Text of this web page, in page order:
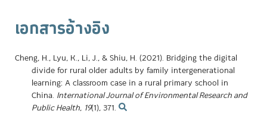
เอกสารอ้างอิง
Cheng, H., Lyu, K., Li, J., & Shiu, H. (2021). Bridging the digital
divide for rural older adults by family intergenerational
learning: A classroom case in a rural primary school in
China. International Journal of Environmental Research and
Public Health, 19(1), 371.